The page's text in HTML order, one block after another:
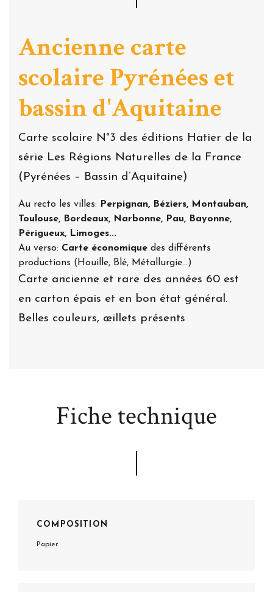
Ancienne carte
scolaire Pyrénées et
bassin d'Aquitaine
Carte scolaire N°3 des éditions Hatier de la
série Les Régions Naturelles de la France
(Pyrénées – Bassin d’Aquitaine)
Au recto les villes:
Perpignan, Béziers, Montauban,
Toulouse, Bordeaux, Narbonne, Pau, Bayonne,
Périgueux, Limoges...
Au verso: Carte économique des différents
productions (Houille, Blé, Métallurgie...)
Carte ancienne et rare des années 60 est
en carton épais et en bon état général.
Belles couleurs, œillets présents
Fiche technique
COMPOSITION
Papier